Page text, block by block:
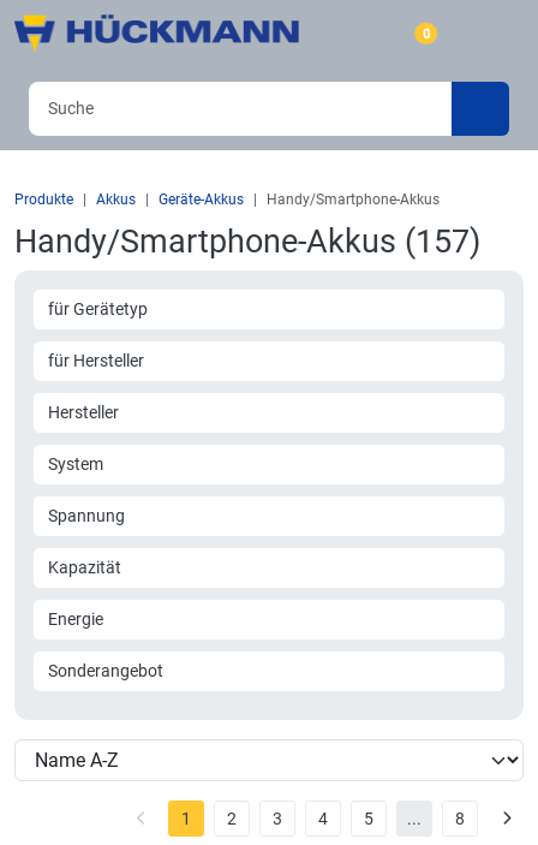
0
Produkte Akkus Geräte-Akkus Handy/Smartphone-Akkus
Handy/Smartphone-Akkus (157)
für Gerätetyp
für Hersteller
Hersteller
System
Spannung
Kapazität
Energie
Sonderangebot
1 2 3 4 5 ... 8